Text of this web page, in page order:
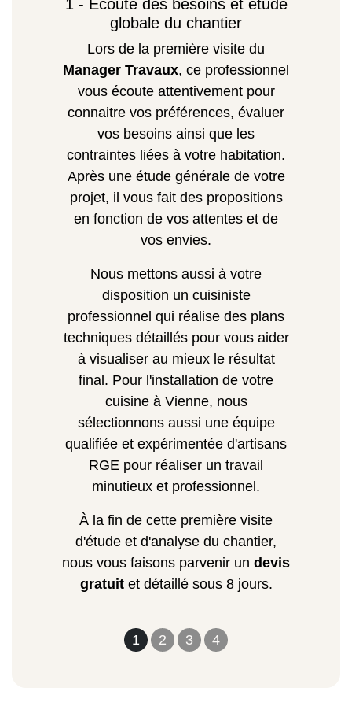
1 2 3 4
1 - Écoute des besoins et étude
globale du chantier
Lors de la première visite du
Manager Travaux, ce professionnel
vous écoute attentivement pour
connaitre vos préférences, évaluer
vos besoins ainsi que les
contraintes liées à votre habitation.
Après une étude générale de votre
projet, il vous fait des propositions
en fonction de vos attentes et de
vos envies.
Nous mettons aussi à votre
disposition un cuisiniste
professionnel qui réalise des plans
techniques détaillés pour vous aider
à visualiser au mieux le résultat
final. Pour l'installation de votre
cuisine à Vienne, nous
sélectionnons aussi une équipe
qualifiée et expérimentée d'artisans
RGE pour réaliser un travail
minutieux et professionnel.
À la fin de cette première visite
d'étude et d'analyse du chantier,
nous vous faisons parvenir un devis
gratuitet détaillé sous 8 jours.